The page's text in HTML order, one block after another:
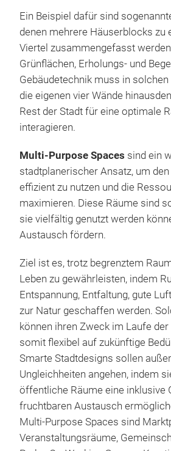
Ein Beispiel dafür sind
denen mehrere Häuserblocks zu
Viertel zusammengefasst
Grünflächen, Erholungs- und
Gebäudetechnik muss in
die eigenen vier Wände
Rest der Stadt für eine optimale
interagieren.
Multi-Purpose Spaces sind ein
stadtplanerischer Ansatz, um
effizient zu nutzen und die
maximieren. Diese Räume sind
sie vielfältig genutzt werden
Austausch fördern.
Ziel ist es, trotz begrenztem
Leben zu gewährleisten, indem
Entspannung, Entfaltung, gute
zur Natur geschaffen werden.
können ihren Zweck im Laufe der
somit flexibel auf zukünftige
Smarte Stadtdesigns sollen
Ungleichheiten angehen, indem
öffentliche Räume eine inklusive
fruchtbaren Austausch
Multi-Purpose Spaces sind
Veranstaltungsräume,